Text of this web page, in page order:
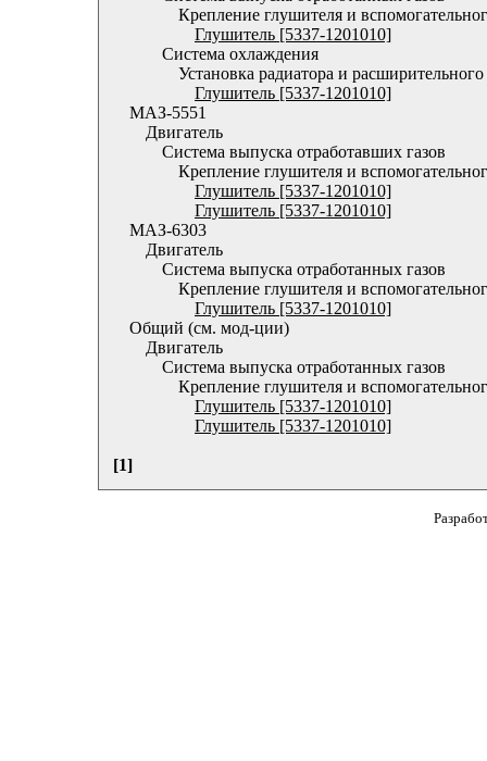
Крепление глушителя и
Глушитель [5337-1201010]
Система охлаждения
Установка радиатора и расширительного
Глушитель [5337-1201010]
МАЗ-5551
Двигатель
Система выпуска отработавших газов
Крепление глушителя и
Глушитель [5337-1201010]
Глушитель [5337-1201010]
МАЗ-6303
Двигатель
Система выпуска отработанных газов
Крепление глушителя и
Глушитель [5337-1201010]
Общий (см. мод-ции)
Двигатель
Система выпуска отработанных газов
Крепление глушителя и
Глушитель [5337-1201010]
Глушитель [5337-1201010]
[1]